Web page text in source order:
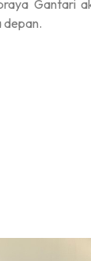
Gantari
depan.